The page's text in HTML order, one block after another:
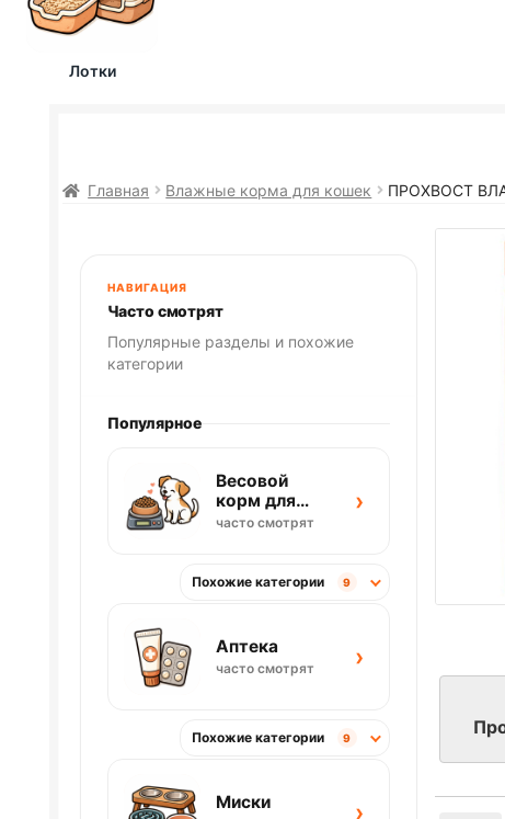
Лотки
Главная Влажные корма для кошек ПРОХВОСТ
НАВИГАЦИЯ
Часто смотрят
Популярные разделы и похожие
категории
Популярное
Весовой
корм для
собак
часто смотрят
›
Похожие категории 9
Аптека
часто смотрят ›
Похожие категории 9
Миски ›